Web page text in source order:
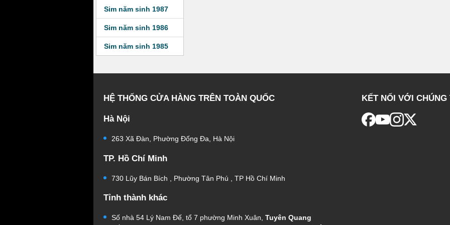
Sim năm sinh 1987
Sim năm sinh 1986
Sim năm sinh 1985
HỆ THỐNG CỬA HÀNG TRÊN TOÀN QUỐC
Hà Nội
263 Xã Đàn, Phường Đống Đa, Hà Nội
TP. Hồ Chí Minh
730 Lũy Bán Bích , Phường Tân Phú , TP Hồ Chí Minh
Tỉnh thành khác
Số nhà 54 Lý Nam Đế, tổ 7 phường Minh Xuân, Tuyên Quang
KẾT NỐI VỚI CHÚNG